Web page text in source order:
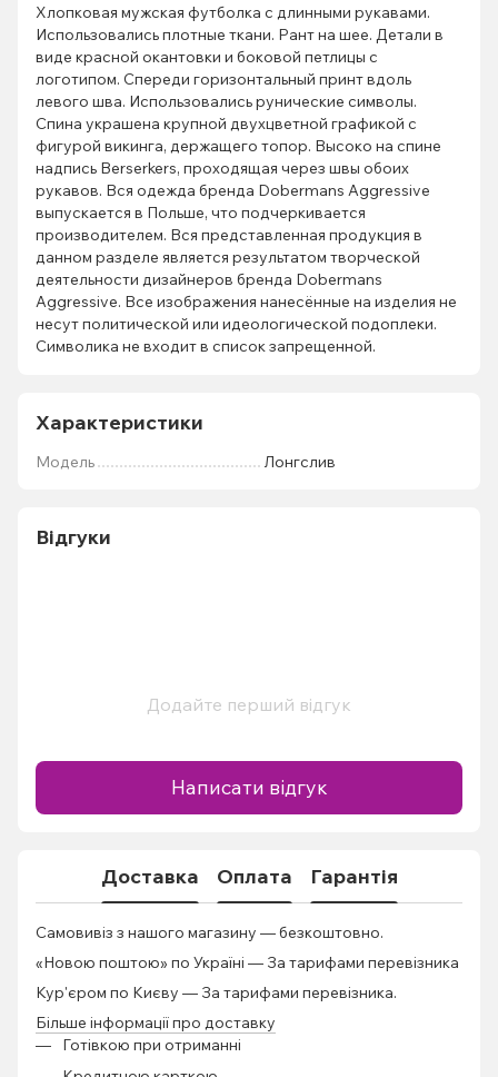
Хлопковая мужская футболка с длинными рукавами.
Использовались плотные ткани. Рант на шее. Детали в
виде красной окантовки и боковой петлицы с
логотипом. Спереди горизонтальный принт вдоль
левого шва. Использовались рунические символы.
Спина украшена крупной двухцветной графикой с
фигурой викинга, держащего топор. Высоко на спине
надпись Berserkers, проходящая через швы обоих
рукавов. Вся одежда бренда Dobermans Aggressive
выпускается в Польше, что подчеркивается
производителем. Вся представленная продукция в
данном разделе является результатом творческой
деятельности дизайнеров бренда Dobermans
Aggressive. Все изображения нанесённые на изделия не
несут политической или идеологической подоплеки.
Символика не входит в список запрещенной.
Характеристики
Мoдель Лонгслив
Відгуки
Додайте перший відгук
Написати відгук
Доставка Оплата Гарантія
Самовивіз з нашого магазину — безкоштовно.
«Новою поштою» по Україні — За тарифами перевізника
Кур'єром по Києву — За тарифами перевізника.
Більше інформації про доставку
Готівкою при отриманні